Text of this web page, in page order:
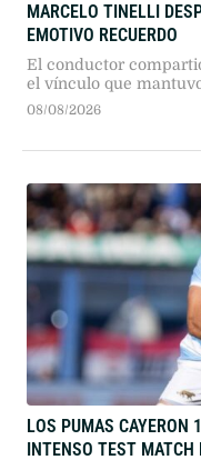
MARCELO TINELLI
EMOTIVO RECUERDO
El conductor
el vínculo que
argentino.
08/08/2026
LOS PUMAS CAYERON
INTENSO TEST MATCH